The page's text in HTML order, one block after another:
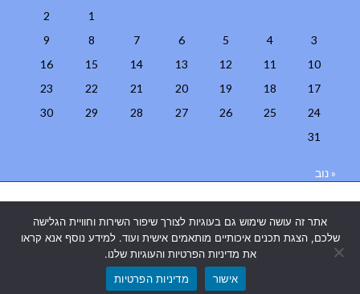
1
2
3
4
5
6
7
8
9
10
11
12
13
14
15
16
17
18
19
20
21
22
23
24
25
26
27
28
29
30
31
« נוב
אתרים בבאר שבע|
אתר זה עושה שימוש גם בעוגיות לצורך שיפור השירות וחוויית הגלישה
שלכם, הצגת תכנים איכותיים מותאמים אישית ועוד. למידע נוסף אנא קראו
את מדיניות הפרטיות והעוגיות שלנו.
אישור
מדיניות הפרטיות